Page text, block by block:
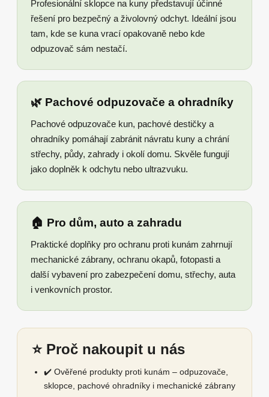
Profesionální sklopce na kuny představují účinné
řešení pro bezpečný a živolovný odchyt. Ideální jsou
tam, kde se kuna vrací opakovaně nebo kde
odpuzovač sám nestačí.
🌿 Pachové odpuzovače a ohradníky
Pachové odpuzovače kun, pachové destičky a
ohradníky pomáhají zabránit návratu kuny a chrání
střechy, půdy, zahrady i okolí domu. Skvěle fungují
jako doplněk k odchytu nebo ultrazvuku.
🏠 Pro dům, auto a zahradu
Praktické doplňky pro ochranu proti kunám zahrnují
mechanické zábrany, ochranu okapů, fotopasti a
další vybavení pro zabezpečení domu, střechy, auta
i venkovních prostor.
⭐ Proč nakoupit u nás
✔️ Ověřené produkty proti kunám – odpuzovače,
sklopce, pachové ohradníky i mechanické zábrany